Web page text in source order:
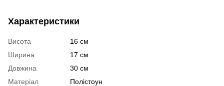
Характеристики
Висота
16 см
Ширина
17 см
Довжина
30 см
Матеріал
Полістоун